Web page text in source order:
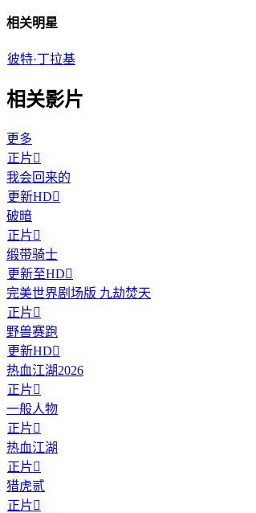
相关明星
彼特·丁拉基
相关影片
更多
正片
我会回来的
更新HD
破暗
正片
缎带骑士
更新至HD
完美世界剧场版 九劫焚天
正片
野兽赛跑
更新HD
热血江湖2026
正片
一般人物
正片
热血江湖
正片
猎虎贰
正片